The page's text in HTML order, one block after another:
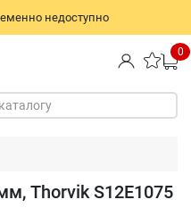
недоступно
0
Thorvik S12E1075